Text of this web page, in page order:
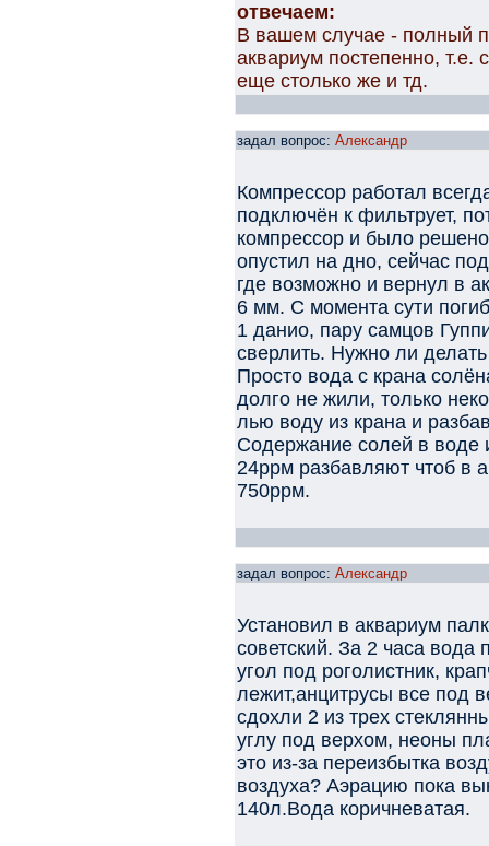
отвечаем:
В вашем случае - полный
аквариум постепенно, т.е.
еще столько же и тд.
задал вопрос: Александр
Компрессор работал
подключён к фильтрует,
компрессор и было решено
опустил на дно, сейчас
где возможно и вернул в
6 мм. С момента сути
1 данио, пару самцов
сверлить. Нужно ли
Просто вода с крана
долго не жили, только
лью воду из крана и
Содержание солей в воде
24ррм разбавляют чтоб в
750ррм.
задал вопрос: Александр
Установил в аквариум
советский. За 2 часа вода
угол под роголистник,
лежит,анцитрусы все под
сдохли 2 из трех
углу под верхом, неоны
это из-за переизбытка
воздуха? Аэрацию пока
140л.Вода коричневатая.